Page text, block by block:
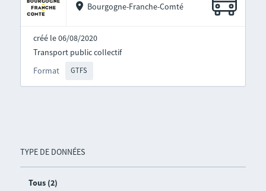
TYPE DE DONNÉES
Tous (2)
Bourgogne-Franche-Comté
créé le 06/08/2020
Format GTFS
Transport public collectif